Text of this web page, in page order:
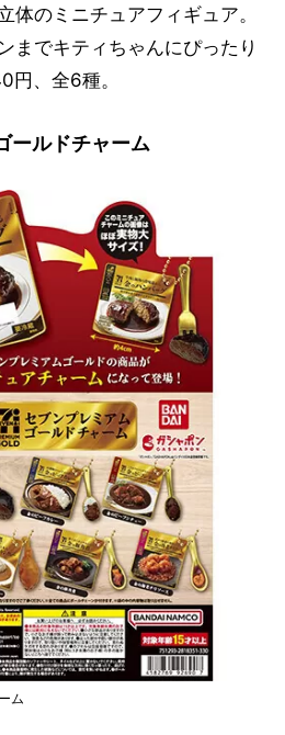
体のミニチュアフィギュア。
までキティちゃんにぴったり
円、全6種。
ールドチャーム
ム